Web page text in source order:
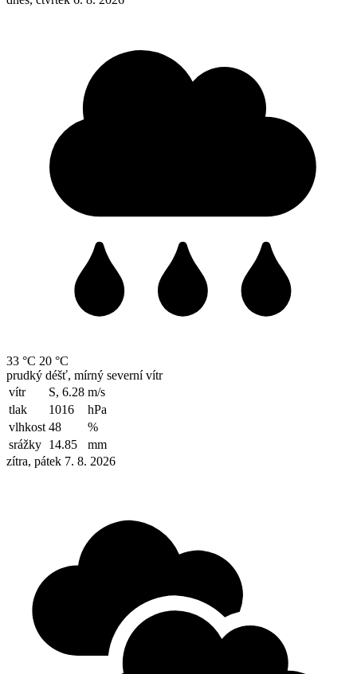
33 °C 20 °C
prudký déšť, mírný severní vítr
vítr
S, 6.28 m/s
tlak
1016
hPa
vlhkost 48
%
srážky 14.85
mm
zítra, pátek 7. 8. 2026